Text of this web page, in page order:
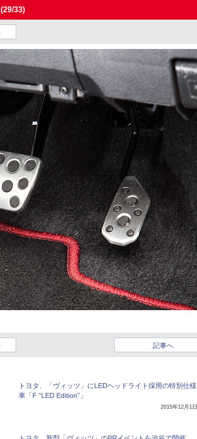
(29/33)
記事へ
トヨタ、「ヴィッツ」にLEDヘッドライト採用の特別仕様
車「F “LED Edition”」
2015年12月1日